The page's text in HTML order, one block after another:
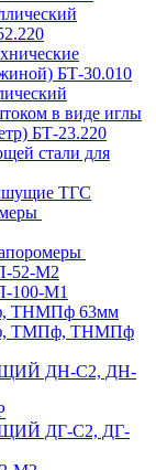
БТ-30.010
в виде иглы
БТ-23.220
стали для
ТГС
М2
М1
ТНМПф 63мм
ТМПф, ТНМПф
ДН-С2, ДН-
ДГ-С2, ДГ-